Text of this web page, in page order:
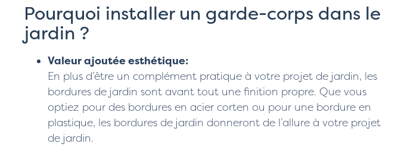
Pourquoi installer un garde-corps dans le
jardin ?
Valeur ajoutée esthétique:
En plus d’être un complément pratique à votre projet de jardin, les
bordures de jardin sont avant tout une finition propre. Que vous
optiez pour des bordures en acier corten ou pour une bordure en
plastique, les bordures de jardin donneront de l’allure à votre projet
de jardin.